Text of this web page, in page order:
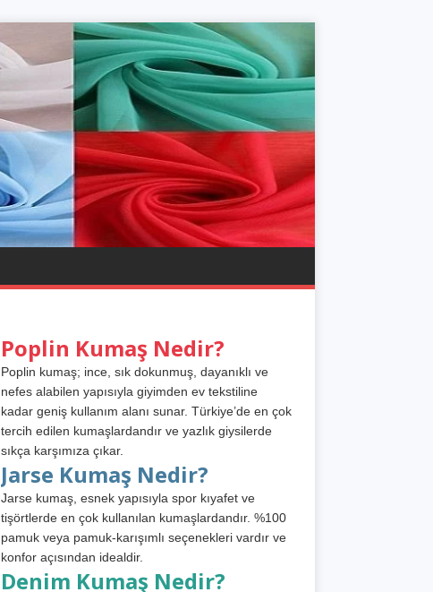
Poplin Kumaş Nedir?
Poplin kumaş; ince, sık dokunmuş, dayanıklı ve
nefes alabilen yapısıyla giyimden ev tekstiline
kadar geniş kullanım alanı sunar. Türkiye’de en çok
tercih edilen kumaşlardandır ve yazlık giysilerde
sıkça karşımıza çıkar.
Jarse Kumaş Nedir?
Jarse kumaş, esnek yapısıyla spor kıyafet ve
tişörtlerde en çok kullanılan kumaşlardandır. %100
pamuk veya pamuk-karışımlı seçenekleri vardır ve
konfor açısından idealdir.
Denim Kumaş Nedir?